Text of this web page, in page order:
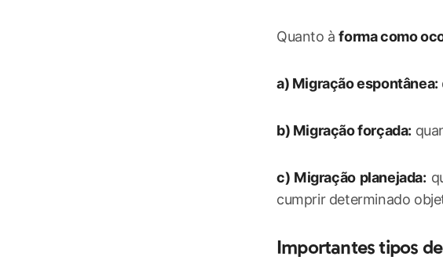
Quanto àforma como
a) Migração espontânea:
b) Migração forçada:
c) Migração planejada:
cumprir determinado
Importantes tipos